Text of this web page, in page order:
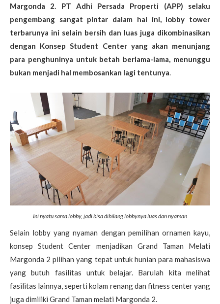
Margonda 2. PT Adhi Persada Properti (APP) selaku
pengembang sangat pintar dalam hal ini, lobby tower
terbarunya ini selain bersih dan luas juga dikombinasikan
dengan Konsep Student Center yang akan menunjang
para penghuninya untuk betah berlama-lama, menunggu
bukan menjadi hal membosankan lagi tentunya.
Ini nyatu sama lobby, jadi bisa dibilang lobbynya luas dan nyaman
Selain lobby yang nyaman dengan pemilihan ornamen kayu,
konsep Student Center menjadikan Grand Taman Melati
Margonda 2 pilihan yang tepat untuk hunian para mahasiswa
yang butuh fasilitas untuk belajar. Barulah kita melihat
fasilitas lainnya, seperti kolam renang dan fitness center yang
juga dimiliki Grand Taman melati Margonda 2.